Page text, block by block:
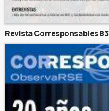
Revista Corresponsables 83